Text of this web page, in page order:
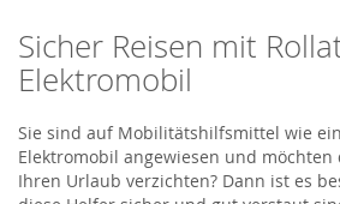
Sicher Reisen mit
Elektromobil
Sie sind auf Mobilitätshilfsmittel wie
Elektromobil angewiesen und
Ihren Urlaub verzichten? Dann ist es